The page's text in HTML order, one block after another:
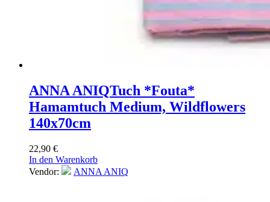
ANNA ANIQTuch *Fouta*
Hamamtuch Medium, Wildflowers
140x70cm
22,90 €
In den Warenkorb
Vendor:
ANNA ANIQ